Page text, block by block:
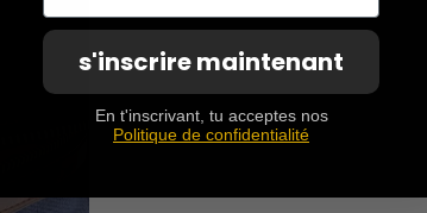
s'inscrire maintenant
En t'inscrivant, tu acceptes nos
Politique de confidentialité